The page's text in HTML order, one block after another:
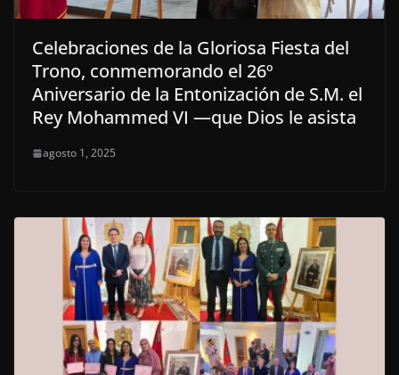
Celebraciones de la Gloriosa Fiesta del
Trono, conmemorando el 26º
Aniversario de la Entonización de S.M. el
Rey Mohammed VI —que Dios le asista
agosto 1, 2025